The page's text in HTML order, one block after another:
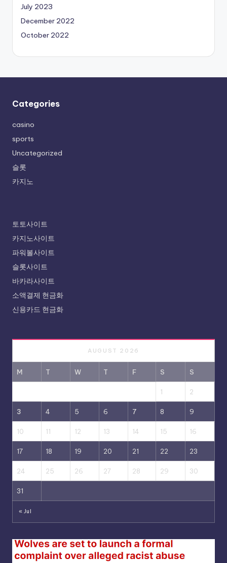
July 2023
December 2022
October 2022
Categories
casino
sports
Uncategorized
슬롯
카지노
토토사이트
카지노사이트
파워볼사이트
슬롯사이트
바카라사이트
소액결제 현금화
신용카드 현금화
AUGUST 2026
M T W T F S S
1 2
3 4 5 6 7 8 9
10 11 12 13 14 15 16
17 18 19 20 21 22 23
24 25 26 27 28 29 30
31
« Jul